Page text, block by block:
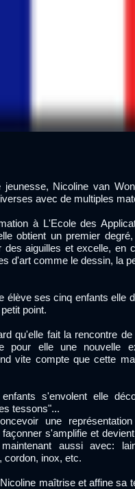
Nicoline van
avec de multiples
à L'Ecole des
obtient un premier
des aiguilles et excelle, en
d'art comme le dessin, la
élève ses cinq enfants elle
point.
qu'elle fait la rencontre
pour elle une nouvelle
vite compte que cette
s'envolent elle
tessons"...
une
façonner s'amplifie et
aussi avec:
cordon, inox, etc.
maîtrise et affine sa